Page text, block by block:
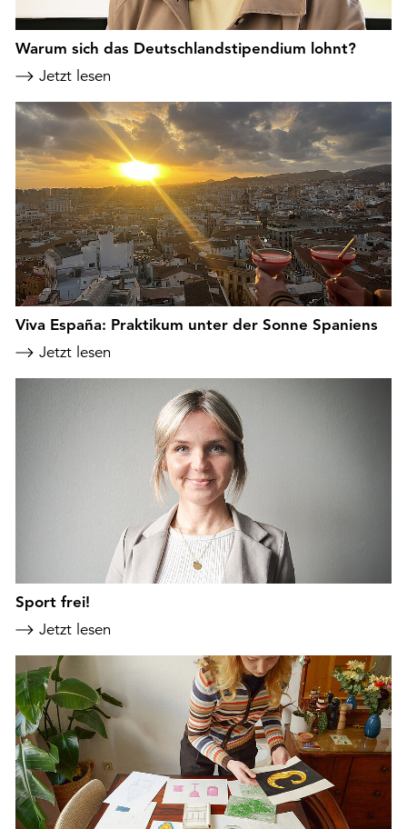
Warum sich das Deutschlandstipendium lohnt?
Jetzt lesen
Viva España: Praktikum unter der Sonne Spaniens
Jetzt lesen
Sport frei!
Jetzt lesen